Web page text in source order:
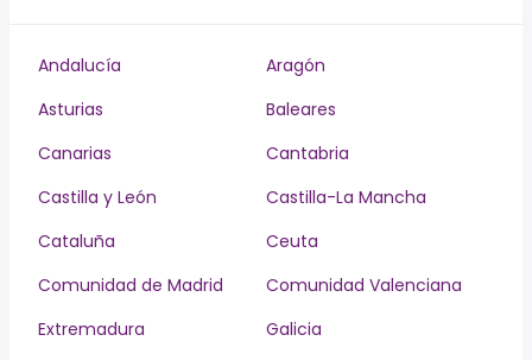
Andalucía
Aragón
Asturias
Baleares
Canarias
Cantabria
Castilla y León
Castilla-La Mancha
Cataluña
Ceuta
Comunidad de Madrid
Comunidad Valenciana
Extremadura
Galicia